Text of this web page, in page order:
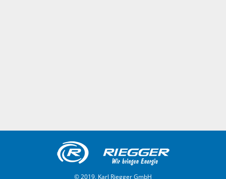
© 2019, Karl Riegger GmbH